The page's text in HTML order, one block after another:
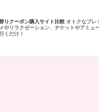
りクーポン購入サイト比較 オトクなプレ
やリラクゼーション、チケットやアミ
くだけ！